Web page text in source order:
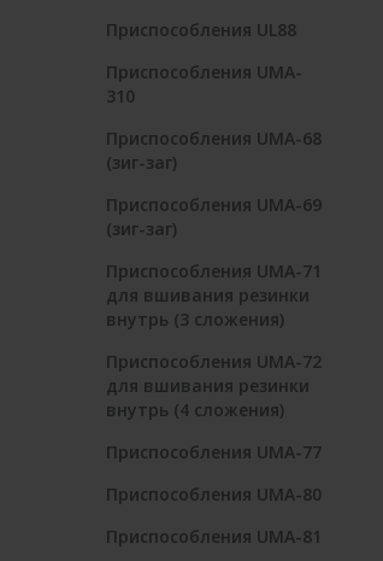
Приспособления UL88
Приспособления UMA-
310
Приспособления UMA-68
(зиг-заг)
Приспособления UMA-69
(зиг-заг)
Приспособления UMA-71
для вшивания резинки
внутрь (3 cложения)
Приспособления UMA-72
для вшивания резинки
внутрь (4 сложения)
Приспособления UMA-77
Приспособления UMA-80
Приспособления UMA-81